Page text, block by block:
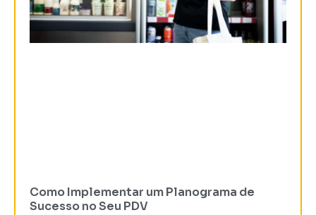
Como Implementar um Planograma de
Sucesso no Seu PDV